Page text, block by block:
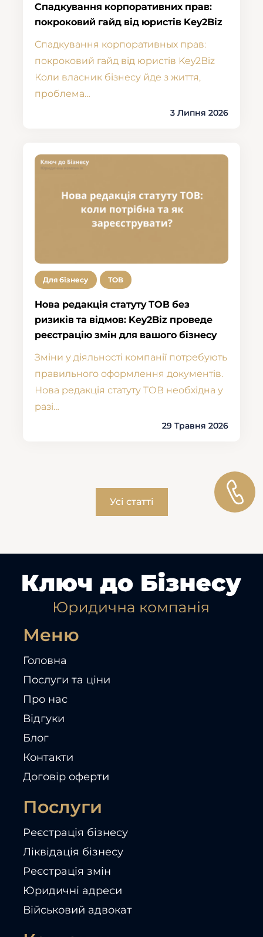
Спадкування корпоративних прав:
покроковий гайд від юристів Key2Biz
Спадкування корпоративных прав:
покроковий гайд від юристів Key2Biz
Коли власник бізнесу йде з життя,
проблема…
3 Липня 2026
Для бізнесу ТОВ
Нова редакція статуту ТОВ без
ризиків та відмов: Key2Biz проведе
реєстрацію змін для вашого бізнесу
Зміни у діяльності компанії потребують
правильного оформлення документів.
Нова редакція статуту ТОВ необхідна у
разі…
29 Травня 2026
Усі статті
Меню
Головна
Послуги та ціни
Про нас
Відгуки
Блог
Контакти
Договір оферти
Послуги
Реєстрація бізнесу
Ліквідація бізнесу
Реєстрація змін
Юридичні адреси
Військовий адвокат